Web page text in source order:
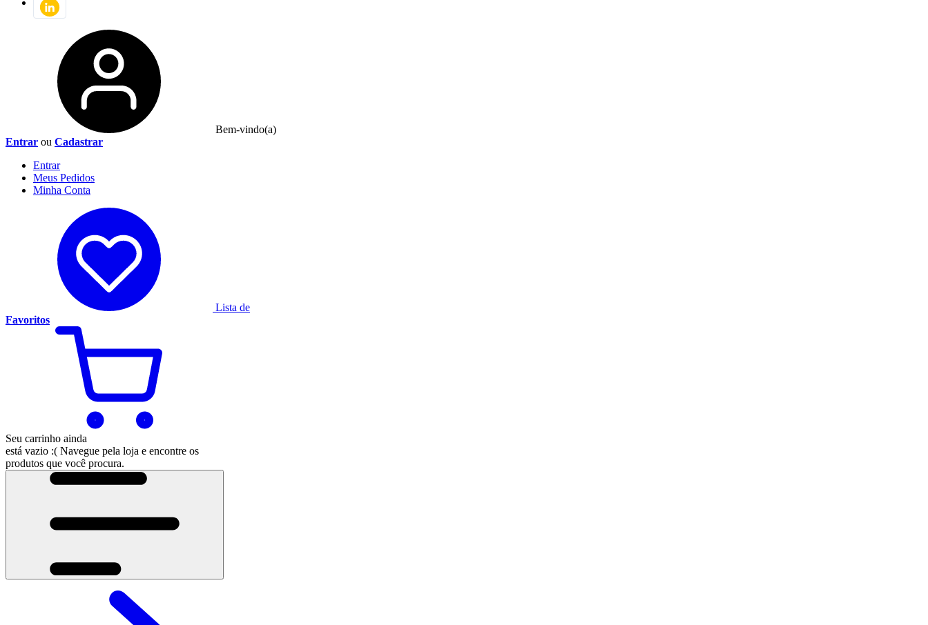
Bem-vindo(a)
Entrar ou Cadastrar
Entrar
Meus Pedidos
Minha Conta
Lista de
Favoritos
Seu carrinho ainda
está vazio :( Navegue pela loja e encontre os
produtos que você procura.